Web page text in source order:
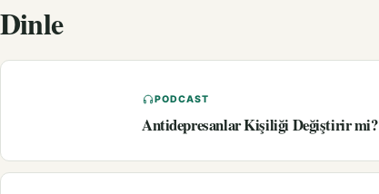
Dinle
PODCAST
Antidepresanlar Kişiliği Değiştirir mi?